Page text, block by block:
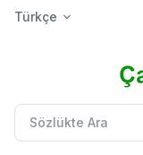
Türkçe